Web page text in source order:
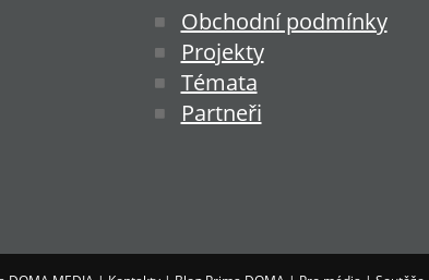
Obchodní podmínky
Projekty
Témata
Partneři